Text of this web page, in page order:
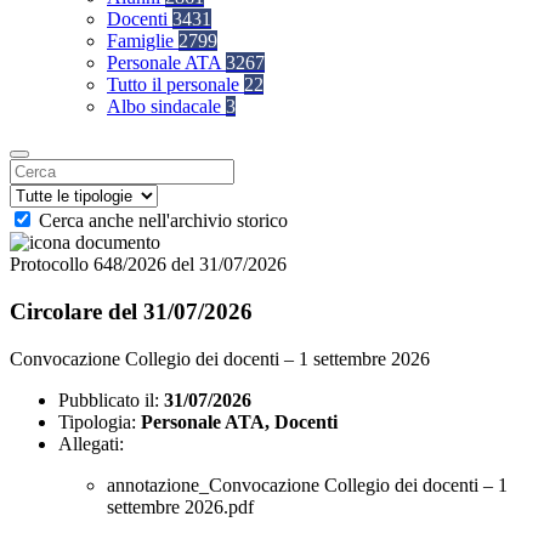
Docenti 3431
Famiglie 2799
Personale ATA 3267
Tutto il personale 22
Albo sindacale 3
Cerca anche nell'archivio storico
Protocollo 648/2026 del 31/07/2026
Circolare del 31/07/2026
Convocazione Collegio dei docenti – 1 settembre 2026
Pubblicato il: 31/07/2026
Tipologia: Personale ATA, Docenti
Allegati:
annotazione_Convocazione Collegio dei docenti – 1
settembre 2026.pdf